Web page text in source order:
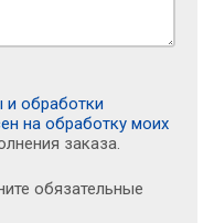
и обработки
на обработку моих
заказа.
обязательные